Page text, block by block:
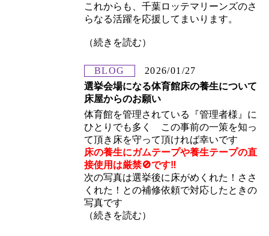
これからも、千葉ロッテマリーンズのさ
らなる活躍を応援してまいります。
（続きを読む）
BLOG
2026/01/27
選挙会場になる体育館床の養生について
床屋からのお願い
体育館を管理されている『管理者様』に
ひとりでも多く この事前の一策を知っ
て頂き床を守って頂ければ幸いです
床の養生にガムテープや養生テープの直
接使用は厳禁🚫です‼
次の写真は選挙後に床がめくれた！ささ
くれた！との補修依頼で対応したときの
写真です
（続きを読む）